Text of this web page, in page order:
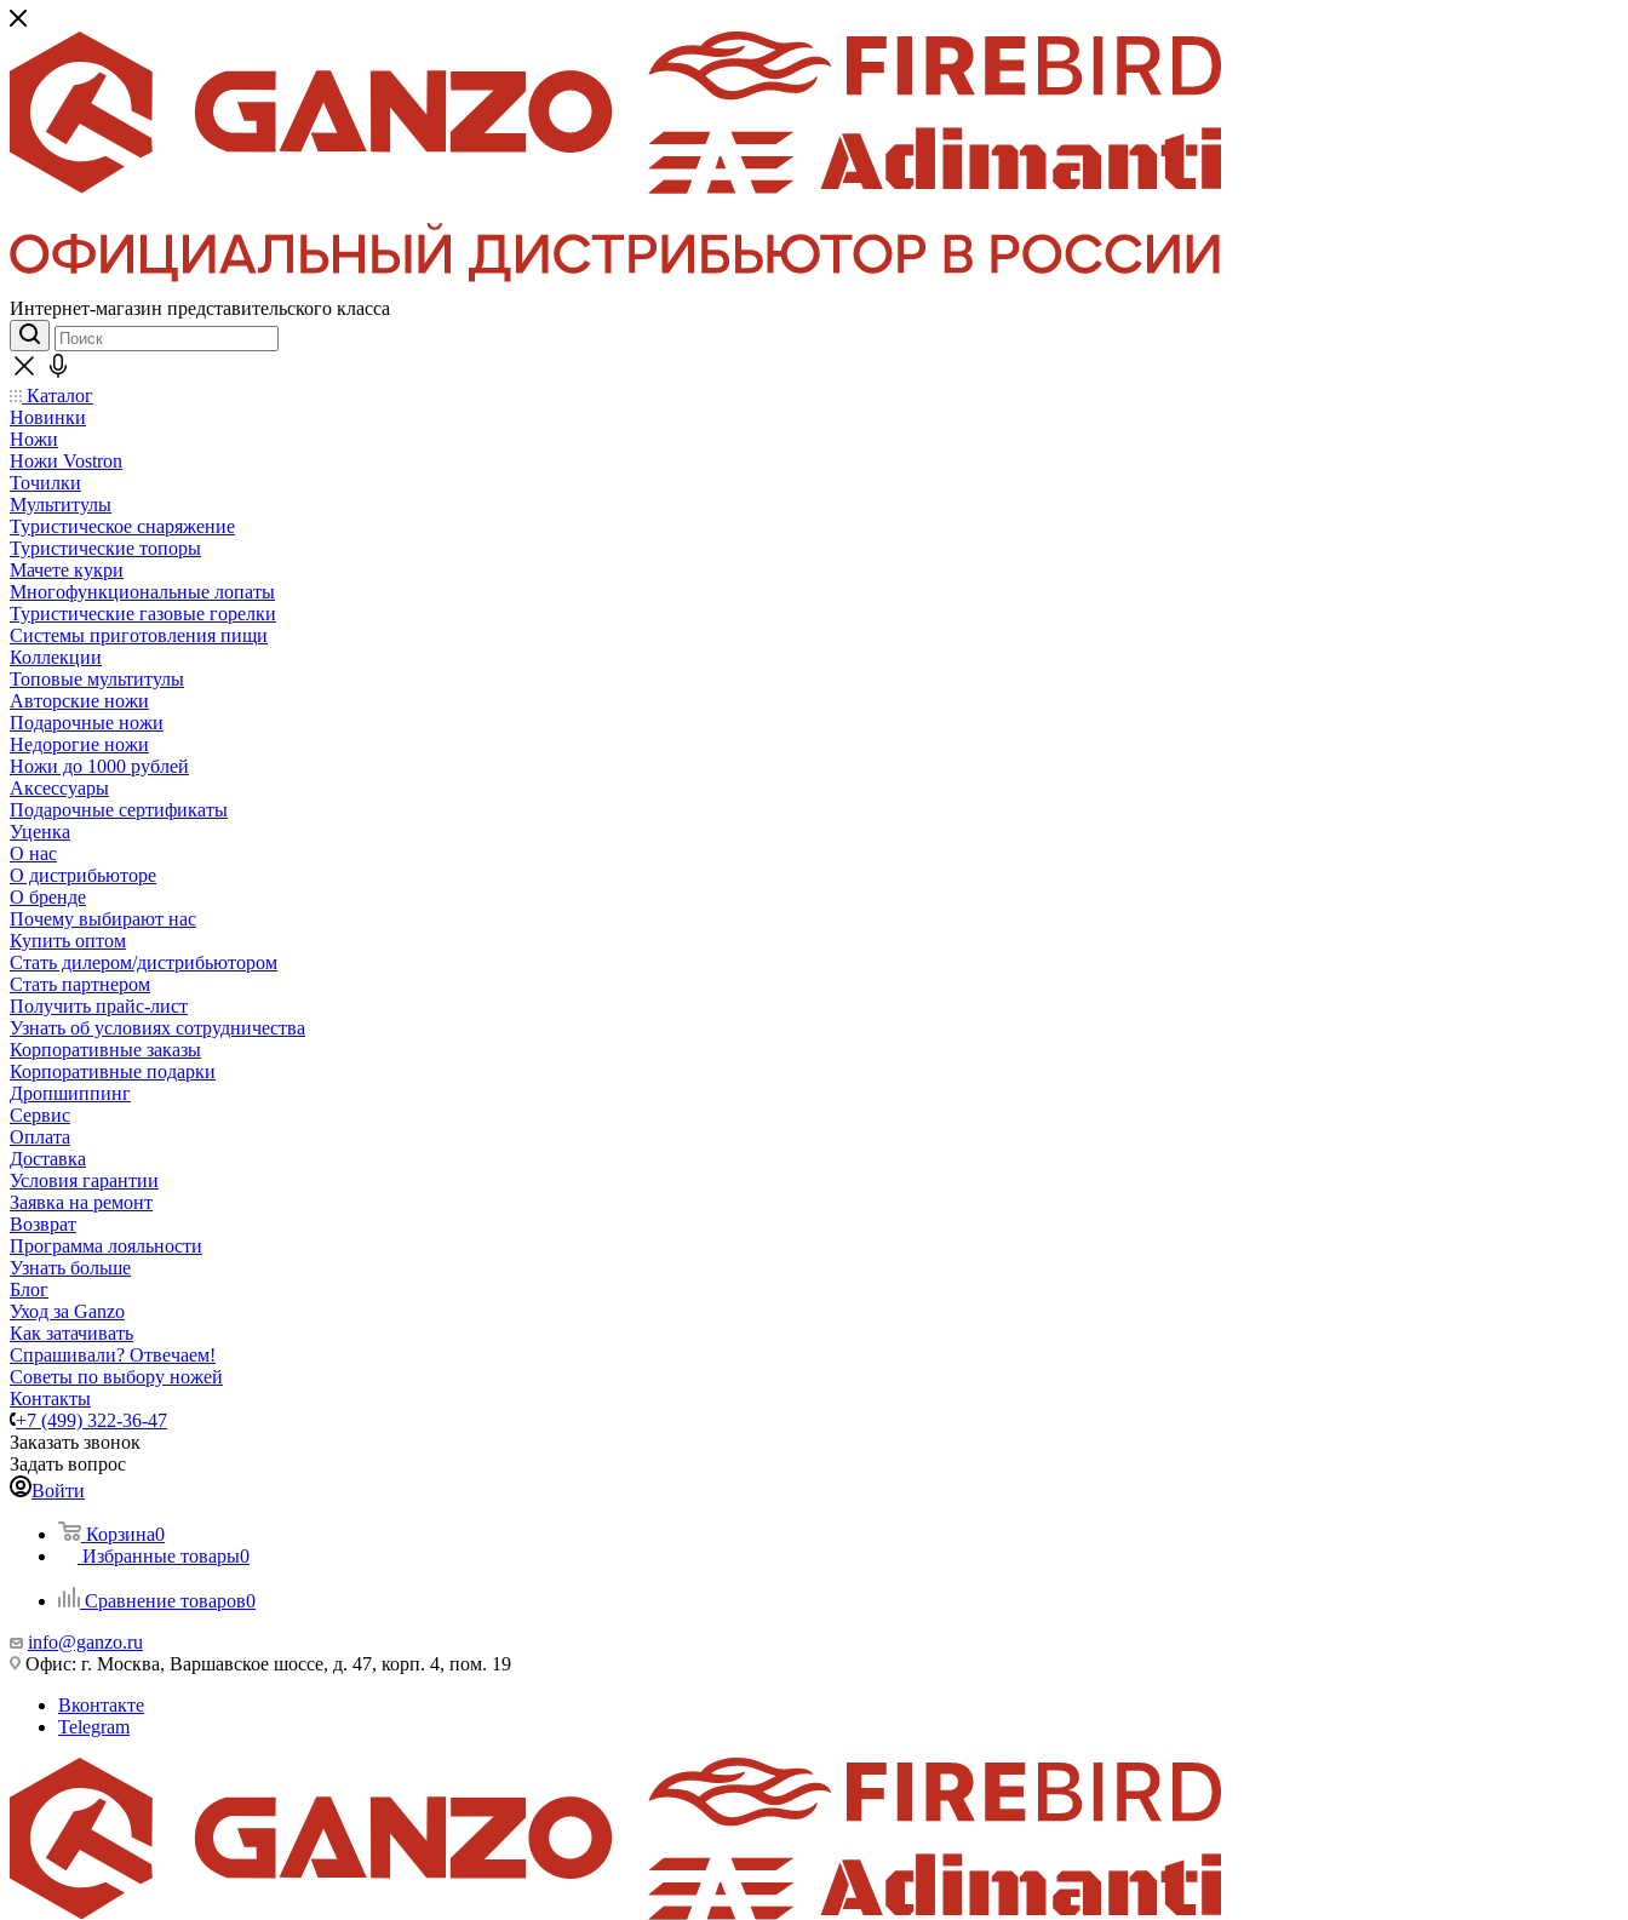
Интернет-магазин представительского класса
Каталог
Новинки
Ножи
Ножи Vostron
Точилки
Мультитулы
Туристическое снаряжение
Туристические топоры
Мачете кукри
Многофункциональные лопаты
Туристические газовые горелки
Системы приготовления пищи
Коллекции
Топовые мультитулы
Авторские ножи
Подарочные ножи
Недорогие ножи
Ножи до 1000 рублей
Аксессуары
Подарочные сертификаты
Уценка
О нас
О дистрибьюторе
О бренде
Почему выбирают нас
Купить оптом
Стать дилером/дистрибьютором
Стать партнером
Получить прайс-лист
Узнать об условиях сотрудничества
Корпоративные заказы
Корпоративные подарки
Дропшиппинг
Сервис
Оплата
Доставка
Условия гарантии
Заявка на ремонт
Возврат
Программа лояльности
Узнать больше
Блог
Уход за Ganzo
Как затачивать
Спрашивали? Отвечаем!
Советы по выбору ножей
Контакты
+7 (499) 322-36-47
Заказать звонок
Задать вопрос
Войти
Корзина0
Избранные товары0
Сравнение товаров0
info@ganzo.ru
Офис: г. Москва, Варшавское шоссе, д. 47, корп. 4, пом. 19
Вконтакте
Telegram